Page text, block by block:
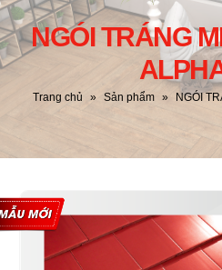
NGÓI TRÁNG
Trang chủ » Sản phẩm » NGÓI